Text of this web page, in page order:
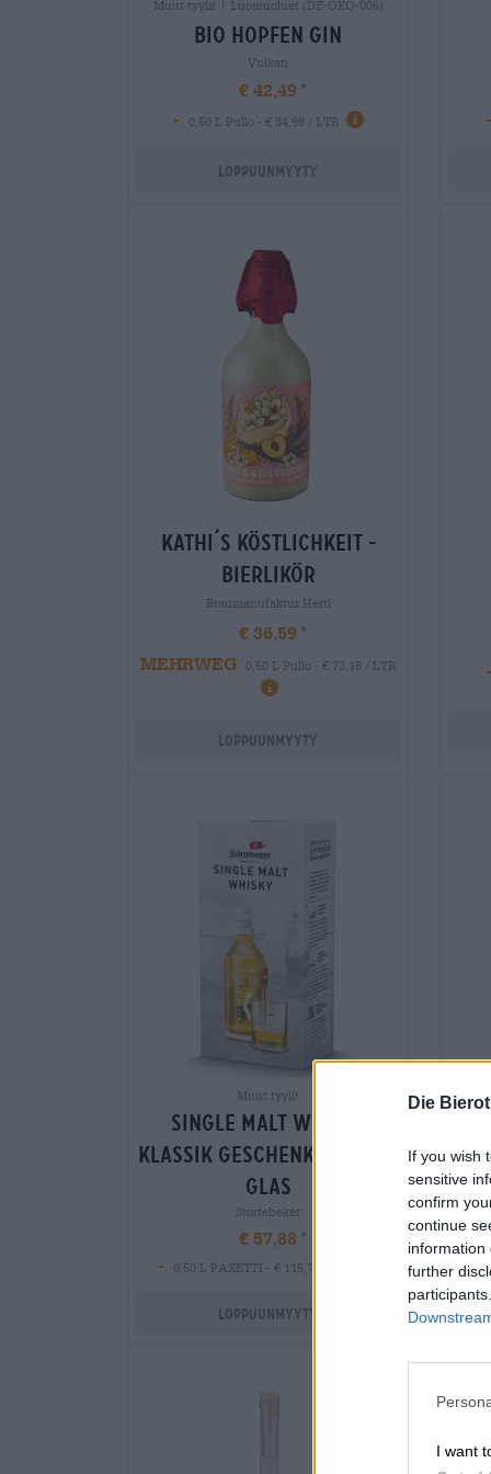
Die
If you wish
sensitive
confirm
continue
information
further
I want
Muut tyylit | Luomuoluet (DE-ÖKO-006)
bio hopfen gin
Vulkan
€ 42,49
-
0,50 L Pullo - € 84,98 / LTR
Loppuunmyyty
-
kathi´s köstlichkeit -
bierlikör
Braumanufaktur Hertl
€ 36,59
MEHRWEG
0,50 L Pullo - € 73,18 / LTR
Loppuunmyyty
-
Muut tyylit
single malt whisky
klassik geschenkpack mit
glas
Störtebeker
€ 57,88
-
0,50 L PAKETTI - € 115,76 / LTR
Loppuunmyyty
-